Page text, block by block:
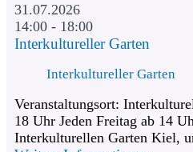
31.07.2026
14:00 - 18:00
Interkultureller Garten
Interkultureller Garten
Veranstaltungsort:
18 Uhr Jeden Freitag ab 14
Interkulturellen Garten Kiel,